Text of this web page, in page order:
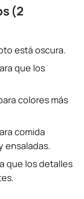
(2
está oscura.
que los
colores más
comida
ensaladas.
que los detalles